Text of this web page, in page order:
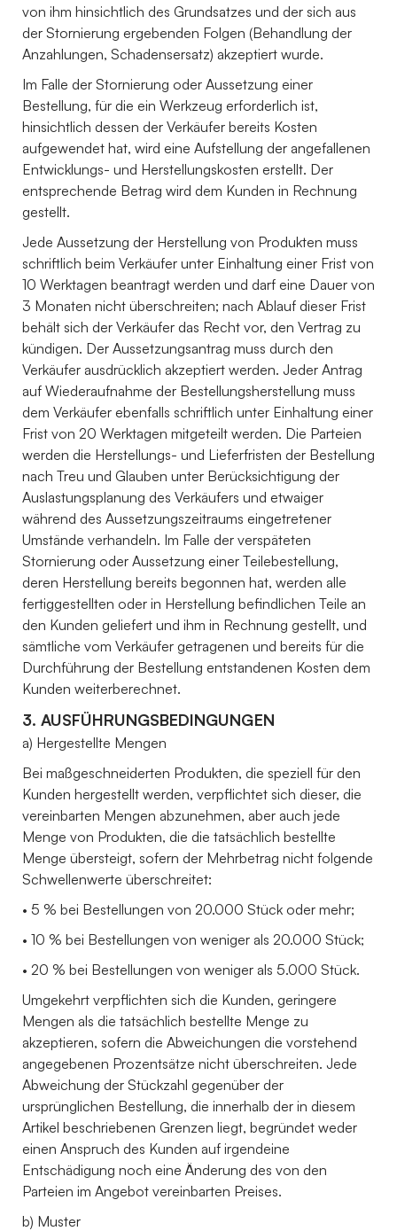
von ihm hinsichtlich des Grundsatzes und der sich aus
der Stornierung ergebenden Folgen (Behandlung der
Anzahlungen, Schadensersatz) akzeptiert wurde.
Im Falle der Stornierung oder Aussetzung einer
Bestellung, für die ein Werkzeug erforderlich ist,
hinsichtlich dessen der Verkäufer bereits Kosten
aufgewendet hat, wird eine Aufstellung der angefallenen
Entwicklungs- und Herstellungskosten erstellt. Der
entsprechende Betrag wird dem Kunden in Rechnung
gestellt.
Jede Aussetzung der Herstellung von Produkten muss
schriftlich beim Verkäufer unter Einhaltung einer Frist von
10 Werktagen beantragt werden und darf eine Dauer von
3 Monaten nicht überschreiten; nach Ablauf dieser Frist
behält sich der Verkäufer das Recht vor, den Vertrag zu
kündigen. Der Aussetzungsantrag muss durch den
Verkäufer ausdrücklich akzeptiert werden. Jeder Antrag
auf Wiederaufnahme der Bestellungsherstellung muss
dem Verkäufer ebenfalls schriftlich unter Einhaltung einer
Frist von 20 Werktagen mitgeteilt werden. Die Parteien
werden die Herstellungs- und Lieferfristen der Bestellung
nach Treu und Glauben unter Berücksichtigung der
Auslastungsplanung des Verkäufers und etwaiger
während des Aussetzungszeitraums eingetretener
Umstände verhandeln. Im Falle der verspäteten
Stornierung oder Aussetzung einer Teilebestellung,
deren Herstellung bereits begonnen hat, werden alle
fertiggestellten oder in Herstellung befindlichen Teile an
den Kunden geliefert und ihm in Rechnung gestellt, und
sämtliche vom Verkäufer getragenen und bereits für die
Durchführung der Bestellung entstandenen Kosten dem
Kunden weiterberechnet.
3. AUSFÜHRUNGSBEDINGUNGEN
a) Hergestellte Mengen
Bei maßgeschneiderten Produkten, die speziell für den
Kunden hergestellt werden, verpflichtet sich dieser, die
vereinbarten Mengen abzunehmen, aber auch jede
Menge von Produkten, die die tatsächlich bestellte
Menge übersteigt, sofern der Mehrbetrag nicht folgende
Schwellenwerte überschreitet:
• 5 % bei Bestellungen von 20.000 Stück oder mehr;
• 10 % bei Bestellungen von weniger als 20.000 Stück;
• 20 % bei Bestellungen von weniger als 5.000 Stück.
Umgekehrt verpflichten sich die Kunden, geringere
Mengen als die tatsächlich bestellte Menge zu
akzeptieren, sofern die Abweichungen die vorstehend
angegebenen Prozentsätze nicht überschreiten. Jede
Abweichung der Stückzahl gegenüber der
ursprünglichen Bestellung, die innerhalb der in diesem
Artikel beschriebenen Grenzen liegt, begründet weder
einen Anspruch des Kunden auf irgendeine
Entschädigung noch eine Änderung des von den
Parteien im Angebot vereinbarten Preises.
b) Muster